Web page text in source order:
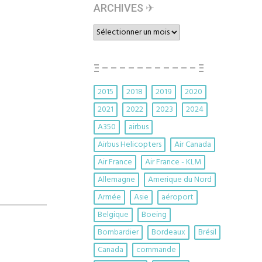
ARCHIVES ✈︎
ARCHIVES
✈︎
Ξ – – – – – – – – – – – Ξ
2015 2018 2019
2020
2021
2022 2023
2024
A350
airbus
Airbus Helicopters
Air Canada
Air France
Air France - KLM
Allemagne
Amerique du Nord
Armée
Asie
aéroport
Belgique
Boeing
Bombardier
Bordeaux
Brésil
Canada
commande